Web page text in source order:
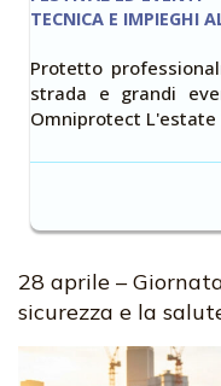
TECNICA E IMPIEGHI
Protetto
strada e grandi
Omniprotect
28 aprile –
sicurezza e la